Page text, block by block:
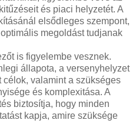
és piaci helyzetét. A
elsődleges szempont,
megoldást tudjanak
is figyelembe vesznek.
állapota, a versenyhelyzet
célok, valamint a szükséges
és komplexitása. A
biztosítja, hogy minden
kapja, amire szüksége